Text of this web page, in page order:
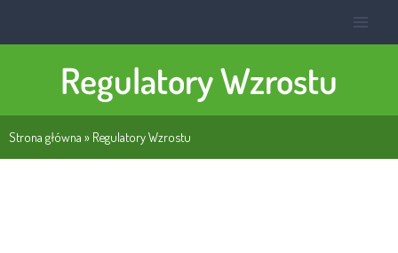
Regulatory Wzrostu
Strona główna » Regulatory Wzrostu